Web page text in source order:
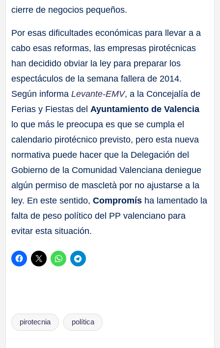
cierre de negocios pequeños.
Por esas dificultades económicas para llevar a a
cabo esas reformas, las empresas pirotécnicas
han decidido obviar la ley para preparar los
espectáculos de la semana fallera de 2014.
Según informaLevante-EMV, a la Concejalía de
Ferias y Fiestas delAyuntamiento de Valencia
lo que más le preocupa es que se cumpla el
calendario pirotécnico previsto, pero esta nueva
normativa puede hacer que la Delegación del
Gobierno de la Comunidad Valenciana deniegue
algún permiso de mascletà por no ajustarse a la
ley. En este sentido,Compromís ha lamentado la
falta de peso político del PP valenciano para
evitar esta situación.
Etiquetas:
pirotecnia política